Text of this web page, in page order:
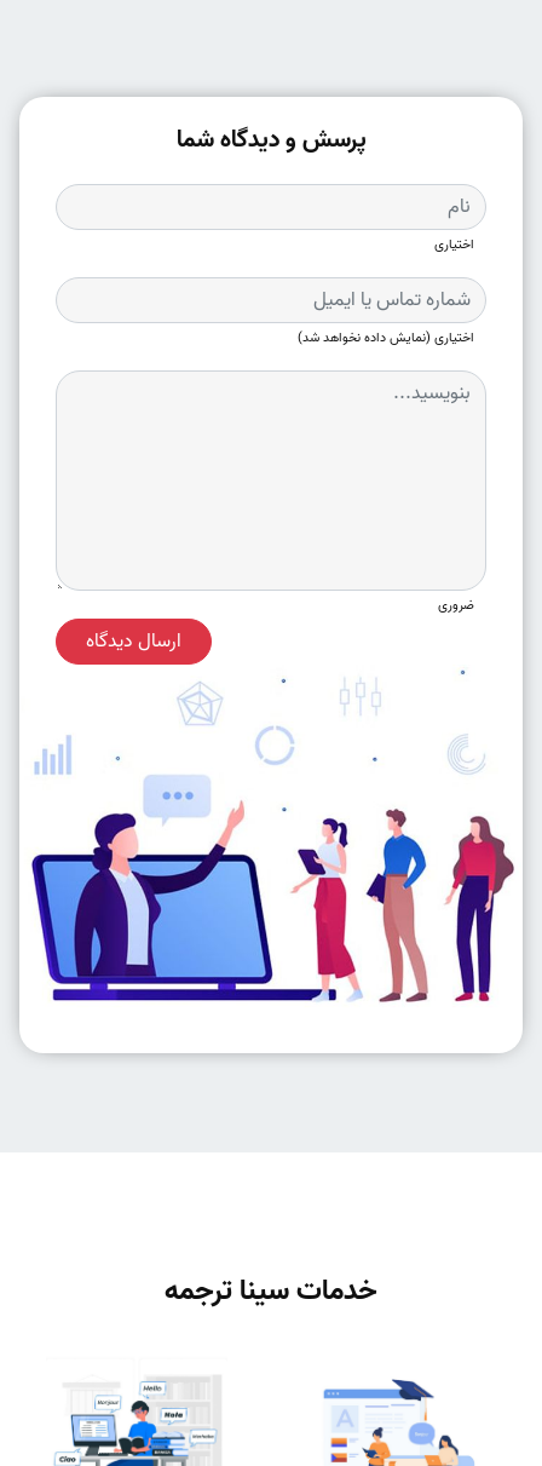
پرسش و دیدگاه شما
اختیاری
اختیاری (نمایش داده نخواهد شد)
ضروری
ارسال دیدگاه
خدمات سینا ترجمه